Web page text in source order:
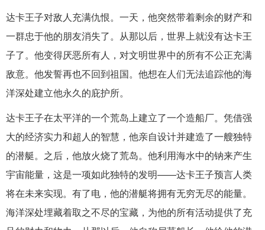
达卡王子对敌人充满仇恨。一天，他突然带着剩余的财产和
一群忠于他的朋友消失了。从那以后，世界上就没有达卡王
子了。他变得厌恶所有人，对文明世界中的所有不公正充满
敌意。他发誓再也不回到祖国。他想在人们无法追踪他的海
洋深处建立他永久的庇护所。
达卡王子在太平洋的一个荒岛上建立了一个造船厂。凭借强
大的经济实力和超人的智慧，他亲自设计并建造了一艘独特
的潜艇。之后，他放火烧了荒岛。他利用海水中的钠来产生
宇宙能量，这是一项如此独特的发明——达卡王子预言人类
将在未来实现。有了电，他的潜艇将拥有无穷无尽的能量。
海洋深处埋藏着取之不尽的宝藏，为他的所有活动提供了充